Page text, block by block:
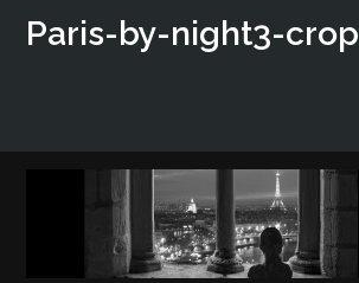
PQD2P
Paris-by-night3-crop